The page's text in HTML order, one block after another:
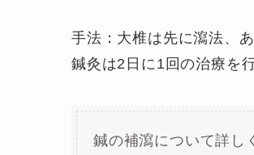
手法：大椎は先に瀉法、
鍼灸は2日に1回の治療を
鍼の補瀉について詳し